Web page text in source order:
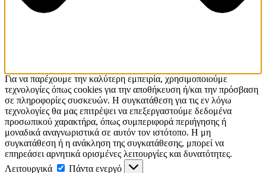
Για να παρέχουμε την καλύτερη εμπειρία, χρησιμοποιούμε
τεχνολογίες όπως cookies για την αποθήκευση ή/και την πρόσβαση
σε πληροφορίες συσκευών. Η συγκατάθεση για τις εν λόγω
τεχνολογίες θα μας επιτρέψει να επεξεργαστούμε δεδομένα
προσωπικού χαρακτήρα, όπως συμπεριφορά περιήγησης ή
μοναδικά αναγνωριστικά σε αυτόν τον ιστότοπο. Η μη
συγκατάθεση ή η ανάκληση της συγκατάθεσης, μπορεί να
επηρεάσει αρνητικά ορισμένες λειτουργίες και δυνατότητες.
Λειτουργικά
Λειτουργικά
Πάντα ενεργό